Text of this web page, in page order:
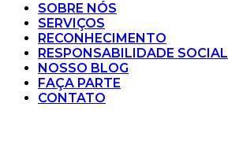
SOBRE NÓS
SERVIÇOS
RECONHECIMENTO
RESPONSABILIDADE SOCIAL
NOSSO BLOG
FAÇA PARTE
CONTATO